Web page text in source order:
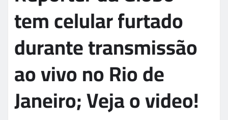
tem celular furtado
durante transmissão
ao vivo no Rio de
Janeiro; Veja o video!